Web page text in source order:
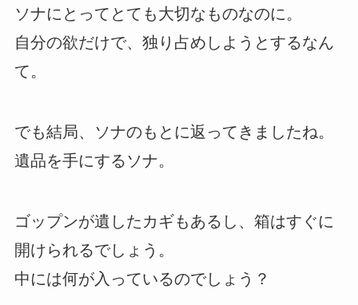
ソナにとってとても大切なものなのに。
自分の欲だけで、独り占めしようとするなん
て。
でも結局、ソナのもとに返ってきましたね。
遺品を手にするソナ。
ゴップンが遺したカギもあるし、箱はすぐに
開けられるでしょう。
中には何が入っているのでしょう？